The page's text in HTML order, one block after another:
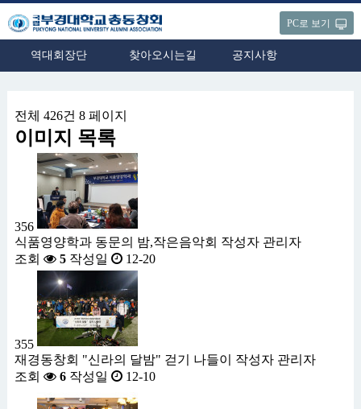
PC로 보기
역대회장단 찾아오시는길 공지사항
전체 426건 8 페이지
이미지 목록
356
식품영양학과 동문의 밤,작은음악회 작성자 관리자
조회
5 작성일 12-20
355
재경동창회 "신라의 달밤" 걷기 나들이 작성자 관리자
조회
6 작성일 12-10